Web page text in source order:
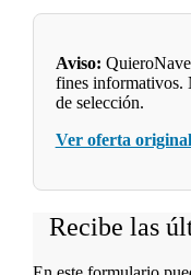
Aviso:
fines informativos.
de selección.
Ver oferta
Recibe las